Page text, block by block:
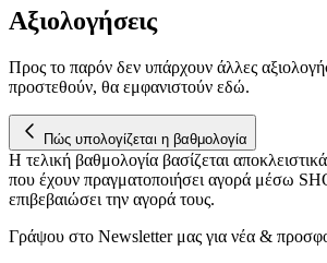
Αξιολογήσεις
Προς το παρόν δεν υπάρχουν άλλες
προστεθούν, θα εμφανιστούν εδώ.
Πώς υπολογίζεται η βαθμολογία
Η τελική βαθμολογία βασίζεται
που έχουν πραγματοποιήσει αγορά μέσω
επιβεβαιώσει την αγορά τους.
Γράψου στο Νewsletter μας για νέα &